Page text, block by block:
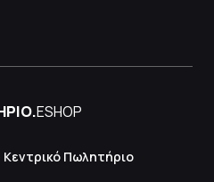
ESHOP
Κεντρικό Πωλητήριο